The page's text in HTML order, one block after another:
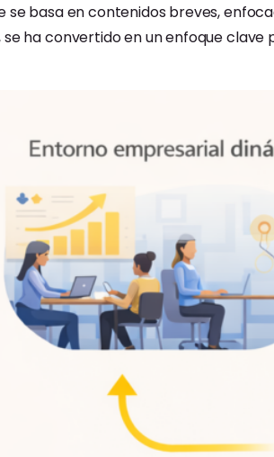
se basa en contenidos breves,
se ha convertido en un enfoque